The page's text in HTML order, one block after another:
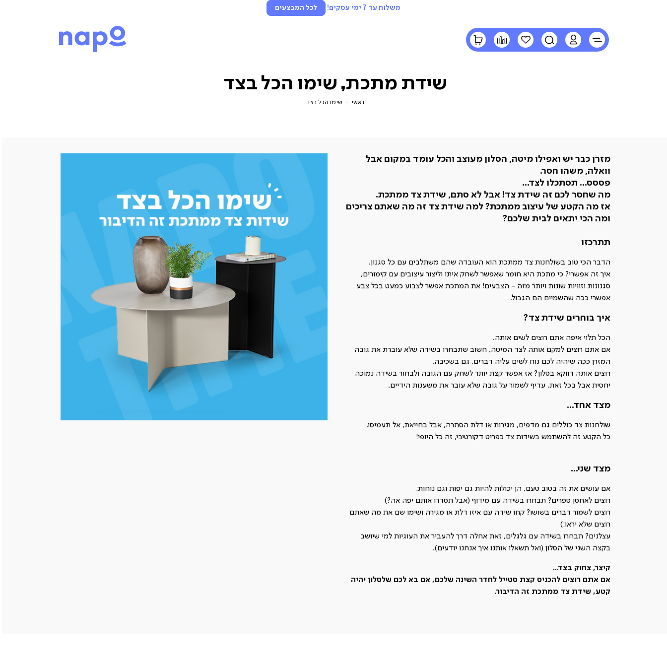
משלוח עד 7 ימי עסקים! לכל המבצעים
LOGINחיפוש
הרשימה
שלי
השוואההסל
שלי
שידת מתכת, שימו הכל בצד
ראשי ראשישימו הכל בצדשימו
מזרן כבר יש ואפילו מיטה, הסלון מעוצב והכל עומד במקום אבל
וואלה, משהו חסר.
פססס... תסתכלו לצד...
מה שחסר לכם זה שידת צד! אבל לא סתם, שידת צד ממתכת.
אז מה הקטע של עיצוב ממתכת? למה שידת צד זה מה שאתם צריכים
ומה הכי יתאים לבית שלכם?
תתרכזו
הדבר הכי טוב בשולחנות צד ממתכת הוא העובדה שהם משתלבים עם כל סגנון.
איך זה אפשרי? כי מתכת היא חומר שאפשר לשחק איתו וליצור עיצובים עם קימורים,
סגנונות וזוויות שונות ויותר מזה - הצבעים! את המתכת אפשר לצבוע כמעט בכל צבע
אפשרי ככה שהשמיים הם הגבול.
איך בוחרים שידת צד?
הכל תלוי איפה אתם רוצים לשים אותה.
אם אתם רוצים למקם אותה לצד המיטה, חשוב שתבחרו בשידה שלא עוברת את גובה
המזרן ככה שיהיה לכם נוח לשים עליה דברים, גם בשכיבה.
רוצים אותה דווקא בסלון? אז אפשר קצת יותר לשחק עם הגובה ולבחור בשידה נמוכה
יחסית אבל בכל זאת, עדיף לשמור על גובה שלא עובר את משענות הידיים.
מצד אחד...
שולחנות צד כוללים גם מדפים, מגירות או דלת הסתרה, אבל בחייאת, אל תעמיסו.
כל הקטע זה להשתמש בשידות צד כפריט דקורטיבי, זה כל היופי!
מצד שני...
אם עושים את זה בטוב טעם, הן יכולות להיות גם יפות וגם נוחות:
רוצים לאחסן ספרים? תבחרו בשידה עם מידוף (אבל תסדרו אותם יפה אה?)
רוצים לשמור דברים בשושו? קחו שידה עם איזו דלת או מגירה ושימו שם את מה שאתם
רוצים שלא יראו:)
עצלנים? תבחרו בשידה עם גלגלים, זאת אחלה דרך להעביר את העוגיות למי שיושב
בקצה השני של הסלון (ואל תשאלו אותנו איך אנחנו יודעים).
קיצר, צחוק בצד...
אם אתם רוצים להכניס קצת סטייל לחדר השינה שלכם, אם בא לכם שלסלון יהיה
קטע, שידת צד ממתכת זה הדיבור.